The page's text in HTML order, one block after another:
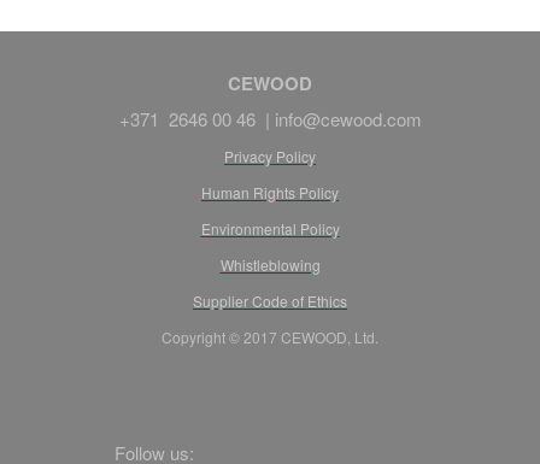
CEWOOD
+371 2646 00 46 | info@cewood.com
Privacy Policy
Human Rights Policy
Environmental Policy
Whistleblowing
Supplier Code of Ethics
Copyright © 2017 CEWOOD, Ltd.
Follow us: